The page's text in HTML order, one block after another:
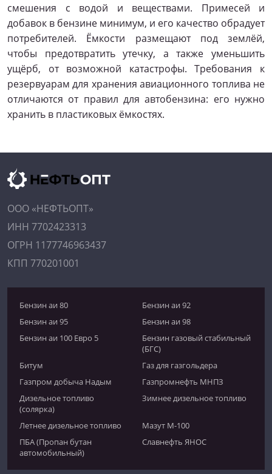
смешения с водой и веществами. Примесей и
добавок в бензине минимум, и его качество обрадует
потребителей. Ёмкости размещают под землёй,
чтобы предотвратить утечку, а также уменьшить
ущёрб, от возможной катастрофы. Требования к
резервуарам для хранения авиационного топлива не
отличаются от правил для автобензина: его нужно
хранить в пластиковых ёмкостях.
ООО «НЕФТЬОПТ»
ИНН 7702423313
ОГРН 1177746963437
КПП 770201001
Бензин аи 80
Бензин аи 92
Бензин аи 95
Бензин аи 98
Бензин аи 100 Евро 5
Бензин газовый стабильный
(БГС)
Битум
Газ для газгольдера
Газпром добыча Надым
Газпромнефть МНПЗ
Дизельное топливо
(солярка)
Зимнее дизельное топливо
Летнее дизельное топливо
Мазут М-100
ПБА (Пропан бутан
автомобильный)
Славнефть ЯНОС